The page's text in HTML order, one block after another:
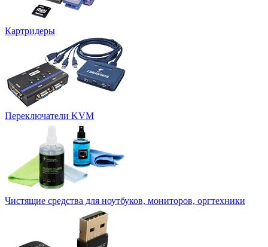
Картридеры
Переключатели KVM
Чистящие средства для ноутбуков, мониторов, оргтехники